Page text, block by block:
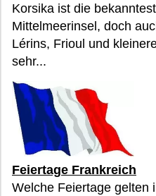
Korsika ist die
Mittelmeerinsel, doch
Lérins, Frioul und
sehr...
Feiertage Frankreich
Welche Feiertage gelten